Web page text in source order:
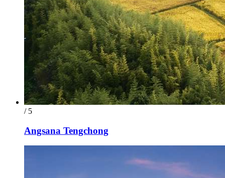
/ 5
Angsana Tengchong